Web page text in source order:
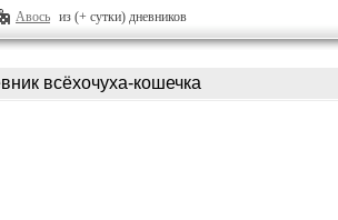
Авось из (+ сутки) дневников
всёхочуха-кошечка